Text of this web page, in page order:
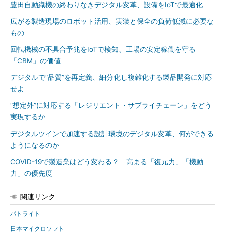
豊田自動織機の終わりなきデジタル変革、設備をIoTで最適化
広がる製造現場のロボット活用、実装と保全の負荷低減に必要な
もの
回転機械の不具合予兆をIoTで検知、工場の安定稼働を守る
「CBM」の価値
デジタルで“品質”を再定義、細分化し複雑化する製品開発に対応
せよ
“想定外”に対応する「レジリエント・サプライチェーン」をどう
実現するか
デジタルツインで加速する設計環境のデジタル変革、何ができる
ようになるのか
COVID-19で製造業はどう変わる？ 高まる「復元力」「機動
力」の優先度
関連リンク
パトライト
日本マイクロソフト